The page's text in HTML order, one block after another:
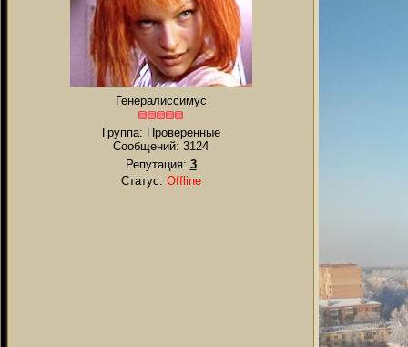
Генералиссимус
Группа: Проверенные
Сообщений: 3124
Репутация: 3
Статус: Offline